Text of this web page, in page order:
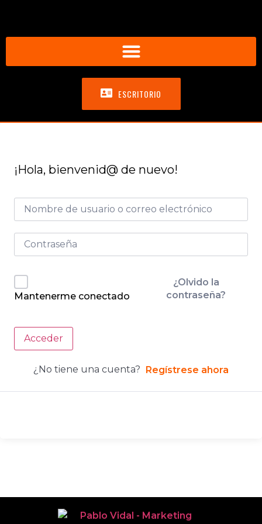
ESCRITORIO
¡Hola, bienvenid@ de nuevo!
Mantenerme conectado
¿Olvido la
contraseña?
Acceder
¿No tiene una cuenta? Regístrese ahora